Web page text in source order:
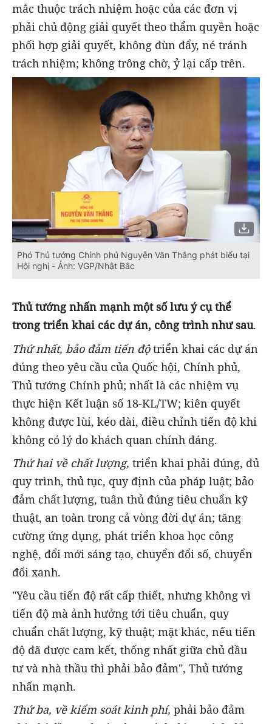
mắc thuộc trách nhiệm hoặc của các đơn vị
phải chủ động giải quyết theo thẩm quyền hoặc
phối hợp giải quyết, không đùn đẩy, né tránh
trách nhiệm; không trông chờ, ỷ lại cấp trên.
Phó Thủ tướng Chính phủ Nguyễn Văn Thắng phát biểu tại
Hội nghị - Ảnh: VGP/Nhật Bắc
Thủ tướng nhấn mạnh một số lưu ý cụ thể
trong triển khai các dự án, công trình như sau.
Thứ nhất, bảo đảm tiến độtriển khai các dự án
đúng theo yêu cầu của Quốc hội, Chính phủ,
Thủ tướng Chính phủ; nhất là các nhiệm vụ
thực hiện Kết luận số 18-KL/TW; kiên quyết
không được lùi, kéo dài, điều chỉnh tiến độ khi
không có lý do khách quan chính đáng.
Thứ hai về chất lượng, triển khai phải đúng, đủ
quy trình, thủ tục, quy định của pháp luật; bảo
đảm chất lượng, tuân thủ đúng tiêu chuẩn kỹ
thuật, an toàn trong cả vòng đời dự án; tăng
cường ứng dụng, phát triển khoa học công
nghệ, đổi mới sáng tạo, chuyển đổi số, chuyển
đổi xanh.
"Yêu cầu tiến độ rất cấp thiết, nhưng không vì
tiến độ mà ảnh hưởng tới tiêu chuẩn, quy
chuẩn chất lượng, kỹ thuật; mặt khác, nếu tiến
độ đã được cam kết, thống nhất giữa chủ đầu
tư và nhà thầu thì phải bảo đảm", Thủ tướng
nhấn mạnh.
Thứ ba, về kiểm soát kinh phí, phải bảo đảm